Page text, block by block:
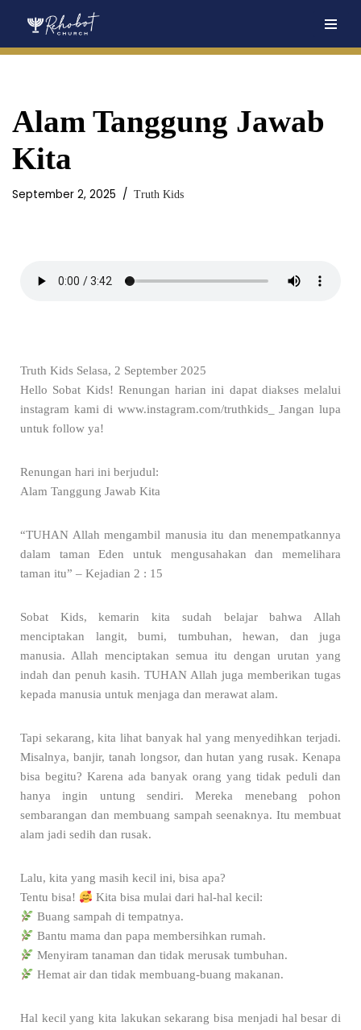
Alam Tanggung Jawab
Kita
September 2, 2025 Truth Kids
Truth Kids Selasa, 2 September 2025
Hello Sobat Kids! Renungan harian ini dapat diakses melalui
instagram kami di www.instagram.com/truthkids_ Jangan lupa
untuk follow ya!
Renungan hari ini berjudul:
Alam Tanggung Jawab Kita
“TUHAN Allah mengambil manusia itu dan menempatkannya
dalam taman Eden untuk mengusahakan dan memelihara
taman itu” – Kejadian 2 : 15
Sobat Kids, kemarin kita sudah belajar bahwa Allah
menciptakan langit, bumi, tumbuhan, hewan, dan juga
manusia. Allah menciptakan semua itu dengan urutan yang
indah dan penuh kasih. TUHAN Allah juga memberikan tugas
kepada manusia untuk menjaga dan merawat alam.
Tapi sekarang, kita lihat banyak hal yang menyedihkan terjadi.
Misalnya, banjir, tanah longsor, dan hutan yang rusak. Kenapa
bisa begitu? Karena ada banyak orang yang tidak peduli dan
hanya ingin untung sendiri. Mereka menebang pohon
sembarangan dan membuang sampah seenaknya. Itu membuat
alam jadi sedih dan rusak.
Lalu, kita yang masih kecil ini, bisa apa?
Tentu bisa!
Kita bisa mulai dari hal-hal kecil:
Buang sampah di tempatnya.
Bantu mama dan papa membersihkan rumah.
Menyiram tanaman dan tidak merusak tumbuhan.
Hemat air dan tidak membuang-buang makanan.
Hal kecil yang kita lakukan sekarang bisa menjadi hal besar di